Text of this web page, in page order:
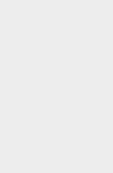
u
pojaseve koji
-
u
174 MHz -
u NN-u
i dopunama
postavljanja i uporabe
članova Povjerenstva
-